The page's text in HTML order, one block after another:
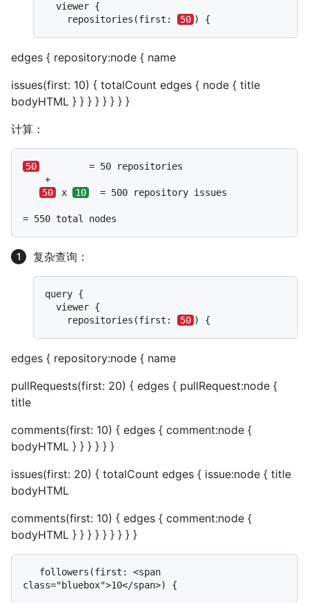
  viewer {
    repositories(first:
50
edges { repository:node { name
issues(first: 10) { totalCount edges { node { title
bodyHTML } } } } } } } }
计算：
50
         = 50 repositories
    +
50
x 10
  = 500 repository issues
= 550 total nodes
复杂查询：
query {
  viewer {
    repositories(first:
50
edges { repository:node { name
pullRequests(first: 20) { edges { pullRequest:node {
title
comments(first: 10) { edges { comment:node {
bodyHTML } } } } } }
issues(first: 20) { totalCount edges { issue:node { title
bodyHTML
comments(first: 10) { edges { comment:node {
bodyHTML } } } } } } } } }